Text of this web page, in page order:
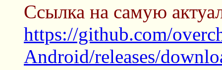
Ссылка на самую
https://github.com/
Android/releases/